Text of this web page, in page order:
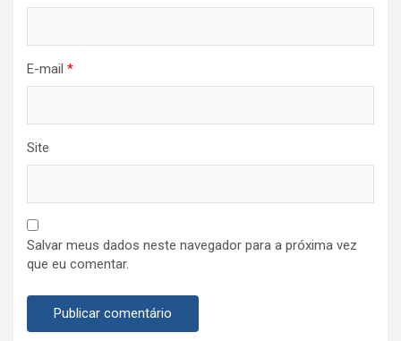
E-mail *
Site
Salvar meus dados neste navegador para a próxima vez
que eu comentar.